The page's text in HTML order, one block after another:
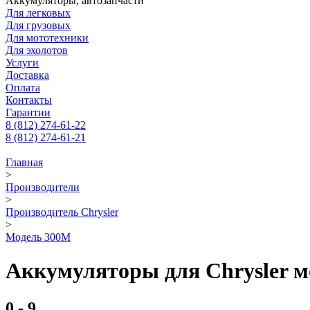
Для легковых
Для грузовых
Для мототехники
Для эхолотов
Услуги
Доставка
Оплата
Контакты
Гарантии
8 (812) 274-61-22
8 (812) 274-61-21
Главная
>
Производители
>
Производитель Chrysler
>
Модель 300M
Аккумуляторы для Chrysler